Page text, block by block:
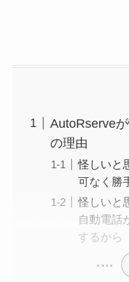
AutoRserve
の理由
怪しいと
可なく勝
怪しいと
自動電話
するから